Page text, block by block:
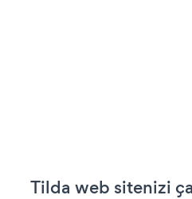
Tilda web sitenizi